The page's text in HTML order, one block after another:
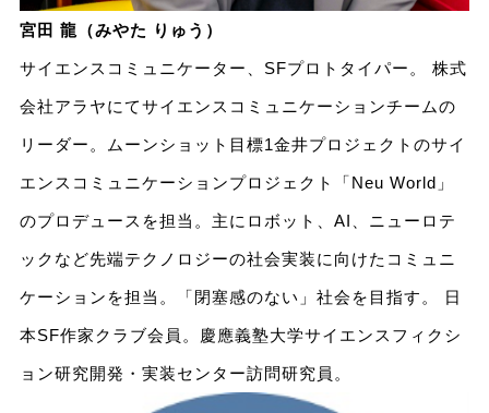
宮田 龍（みやた りゅう）
サイエンスコミュニケーター、SFプロトタイパー。 株式
会社アラヤにてサイエンスコミュニケーションチームの
リーダー。ムーンショット目標1金井プロジェクトのサイ
エンスコミュニケーションプロジェクト「Neu World」
のプロデュースを担当。主にロボット、AI、ニューロテ
ックなど先端テクノロジーの社会実装に向けたコミュニ
ケーションを担当。「閉塞感のない」社会を目指す。 日
本SF作家クラブ会員。慶應義塾大学サイエンスフィクシ
ョン研究開発・実装センター訪問研究員。